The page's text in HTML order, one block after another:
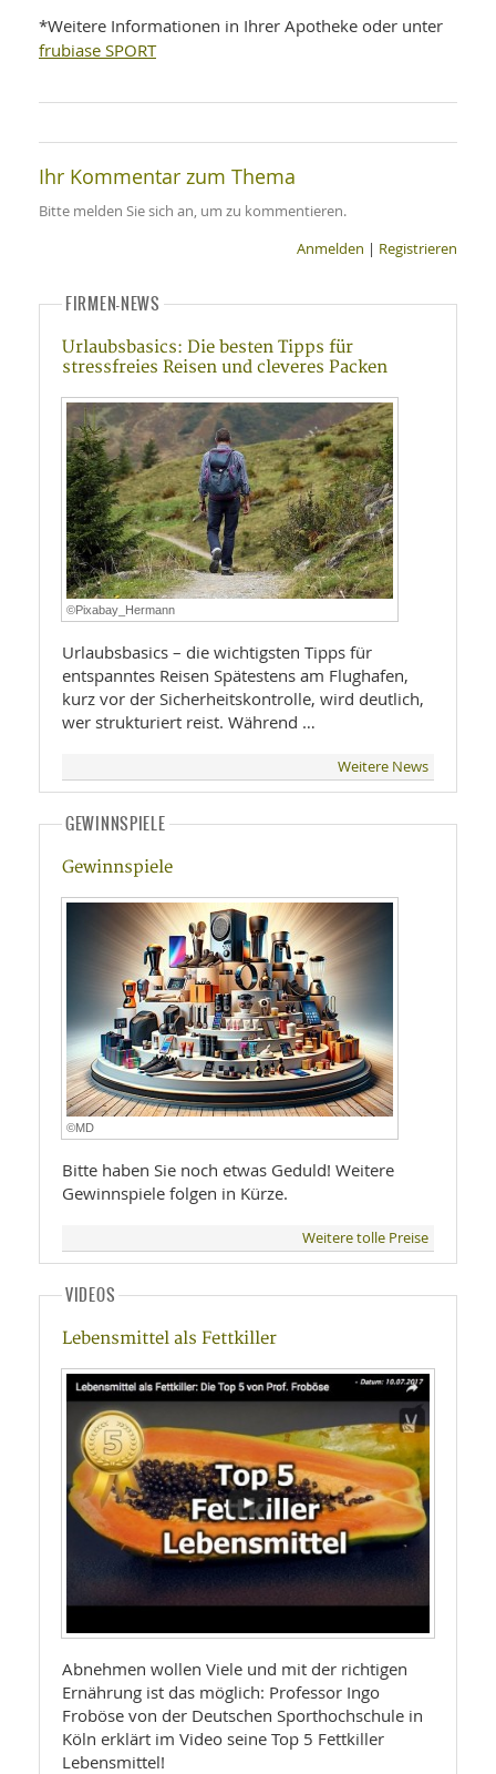
*Weitere Informationen in Ihrer Apotheke oder unter
frubiase SPORT
Ihr Kommentar zum Thema
Bitte melden Sie sich an, um zu kommentieren.
Anmelden | Registrieren
FIRMEN-NEWS
Urlaubsbasics: Die besten Tipps für
stressfreies Reisen und cleveres Packen
©Pixabay_Hermann
Urlaubsbasics – die wichtigsten Tipps für
entspanntes Reisen Spätestens am Flughafen,
kurz vor der Sicherheitskontrolle, wird deutlich,
wer strukturiert reist. Während …
Weitere News
GEWINNSPIELE
Gewinnspiele
©MD
Bitte haben Sie noch etwas Geduld! Weitere
Gewinnspiele folgen in Kürze.
Weitere tolle Preise
VIDEOS
Lebensmittel als Fettkiller
Abnehmen wollen Viele und mit der richtigen
Ernährung ist das möglich: Professor Ingo
Froböse von der Deutschen Sporthochschule in
Köln erklärt im Video seine Top 5 Fettkiller
Lebensmittel!